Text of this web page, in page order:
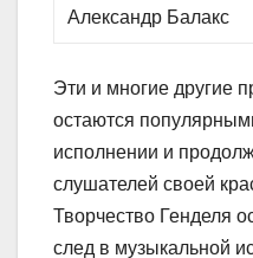
Александр Балакс
Эти и многие другие
остаются
исполнении и
слушателей своей
Творчество Генделя
след в музыкальной